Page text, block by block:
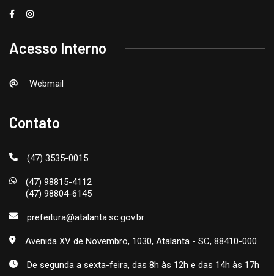
Acesso Interno
Webmail
Contato
(47) 3535-0015
(47) 98815-4112
(47) 98804-6145
prefeitura@atalanta.sc.gov.br
Avenida XV de Novembro, 1030, Atalanta - SC, 88410-000
De segunda a sexta-feira, das 8h às 12h e das 14h às 17h